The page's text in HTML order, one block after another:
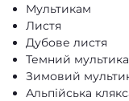
Мультикам
Листя
Дубове листя
Темний
Зимовий
Альпійська